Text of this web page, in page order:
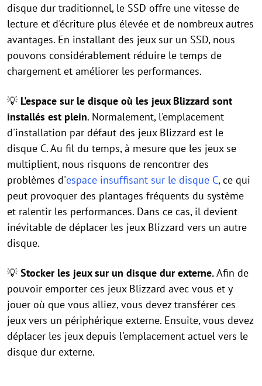
disque dur traditionnel, le SSD offre une vitesse de
lecture et d'écriture plus élevée et de nombreux autres
avantages. En installant des jeux sur un SSD, nous
pouvons considérablement réduire le temps de
chargement et améliorer les performances.
💡 L'espace sur le disque où les jeux Blizzard sont
installés est plein. Normalement, l'emplacement
d'installation par défaut des jeux Blizzard est le
disque C. Au fil du temps, à mesure que les jeux se
multiplient, nous risquons de rencontrer des
problèmes d'espace insuffisant sur le disque C, ce qui
peut provoquer des plantages fréquents du système
et ralentir les performances. Dans ce cas, il devient
inévitable de déplacer les jeux Blizzard vers un autre
disque.
💡 Stocker les jeux sur un disque dur externe.Afin de
pouvoir emporter ces jeux Blizzard avec vous et y
jouer où que vous alliez, vous devez transférer ces
jeux vers un périphérique externe. Ensuite, vous devez
déplacer les jeux depuis l'emplacement actuel vers le
disque dur externe.